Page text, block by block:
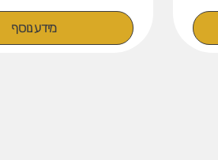
מידע נוסף